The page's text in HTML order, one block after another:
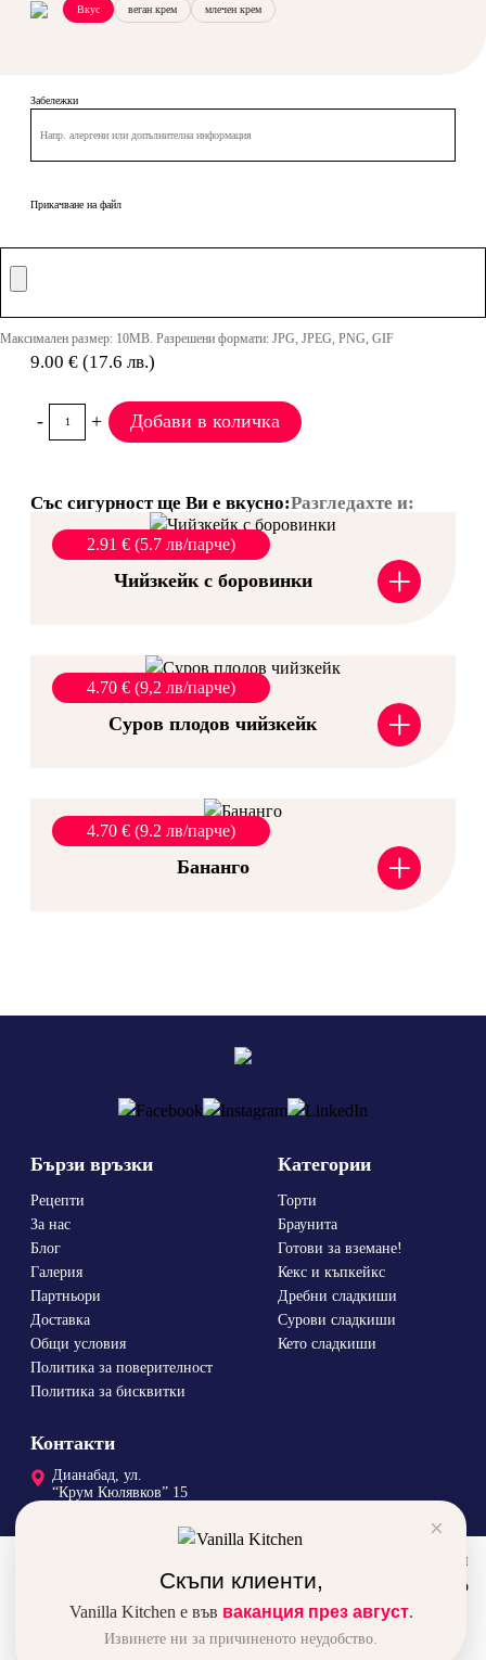
Вкус веган крем млечен крем
Забележки
Прикачване на файл
Максимален размер: 10MB. Разрешени формати: JPG, JPEG, PNG, GIF
9.00 € (17.6 лв.)
- + Добави в количка
Със сигурност ще Ви е вкусно:Разгледахте и:
Чийзкейк с боровинки +
2.91 € (5.7 лв/парче)
Суров плодов чийзкейк +
4.70 € (9,2 лв/парче)
Бананго +
4.70 € (9.2 лв/парче)
Бързи връзки
Рецепти
За нас
Блог
Галерия
Партньори
Доставка
Общи условия
Политика за поверителност
Политика за бисквитки
Категории
Торти
Браунита
Готови за вземане!
Кекс и къпкейкс
Дребни сладкиши
Сурови сладкиши
Кето сладкиши
Контакти
Дианабад, ул.
“Крум Кюлявков” 15
Vanilla Kitchen © 2026
×
Скъпи клиенти,
Vanilla Kitchen е във ваканция през август.
Извинете ни за причиненото неудобство.
За да подобрим вашето преживяване, използваме бисквитки
и ресурси от трети сайтове. Използвайки сайта автоматично
се съгласявате с това.